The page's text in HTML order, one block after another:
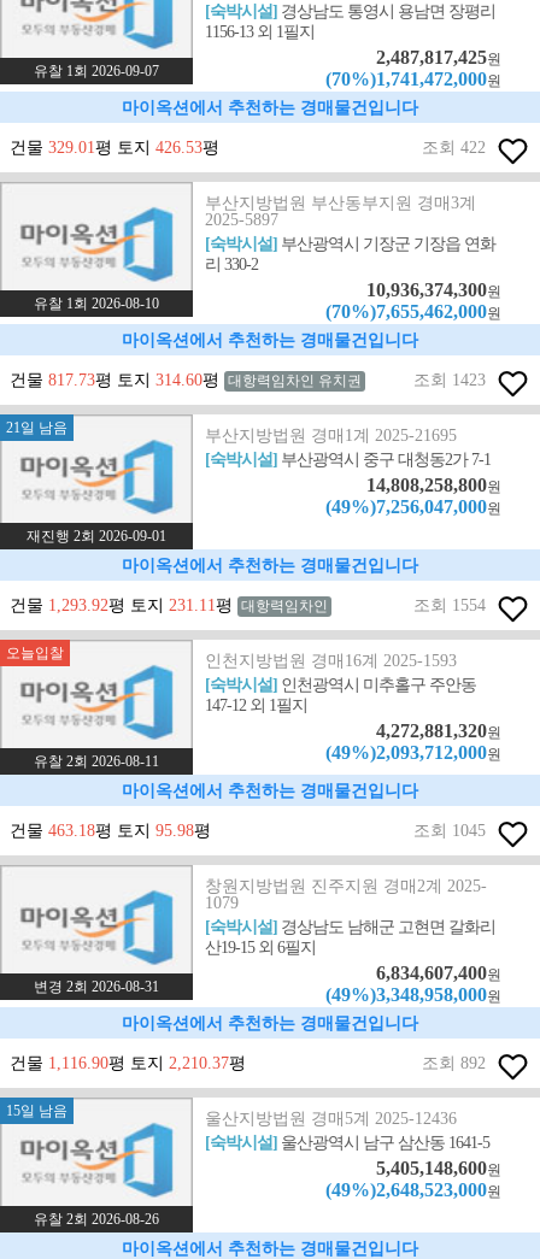
유찰 1회 2026-09-07
[숙박시설] 경상남도 통영시 용남면 장평리
1156-13 외 1필지
2,487,817,425원
(70%)1,741,472,000원
마이옥션에서 추천하는 경매물건입니다
건물 329.01평 토지 426.53평 조회 422
유찰 1회 2026-08-10
부산지방법원 부산동부지원 경매3계
2025-5897
[숙박시설] 부산광역시 기장군 기장읍 연화
리 330-2
10,936,374,300원
(70%)7,655,462,000원
마이옥션에서 추천하는 경매물건입니다
건물 817.73평 토지 314.60평 대항력임차인 유치권 조회 1423
21일 남음
재진행 2회 2026-09-01
부산지방법원 경매1계 2025-21695
[숙박시설] 부산광역시 중구 대청동2가 7-1
14,808,258,800원
(49%)7,256,047,000원
마이옥션에서 추천하는 경매물건입니다
건물 1,293.92평 토지 231.11평 대항력임차인 조회 1554
오늘입찰
유찰 2회 2026-08-11
인천지방법원 경매16계 2025-1593
[숙박시설] 인천광역시 미추홀구 주안동
147-12 외 1필지
4,272,881,320원
(49%)2,093,712,000원
마이옥션에서 추천하는 경매물건입니다
건물 463.18평 토지 95.98평 조회 1045
변경 2회 2026-08-31
창원지방법원 진주지원 경매2계 2025-
1079
[숙박시설] 경상남도 남해군 고현면 갈화리
산19-15 외 6필지
6,834,607,400원
(49%)3,348,958,000원
마이옥션에서 추천하는 경매물건입니다
건물 1,116.90평 토지 2,210.37평 조회 892
15일 남음
유찰 2회 2026-08-26
울산지방법원 경매5계 2025-12436
[숙박시설] 울산광역시 남구 삼산동 1641-5
5,405,148,600원
(49%)2,648,523,000원
마이옥션에서 추천하는 경매물건입니다